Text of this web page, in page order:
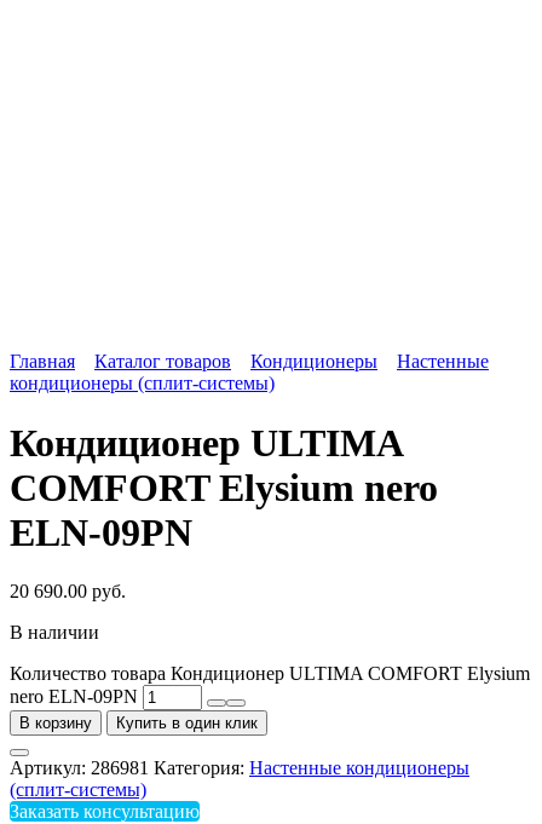
Главная Каталог товаров Кондиционеры
Настенные
кондиционеры (сплит-системы)
Кондиционер ULTIMA
COMFORT Elysium nero
ELN-09PN
20 690.00 руб.
В наличии
Количество товара Кондиционер ULTIMA COMFORT Elysium
nero ELN-09PN
В корзину Купить в один клик
Артикул: 286981 Категория: Настенные кондиционеры
(сплит-системы)
Заказать консультацию